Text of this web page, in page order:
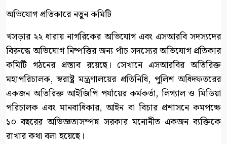
অভিযোগ প্রতিকারে নতুন কমিটি
খসড়ার ২২ ধারায় নাগরিকের অভিযোগ এবং এসআরবি সদস্যদের
বিরুদ্ধে অভিযোগ নিষ্পত্তির জন্য পাঁচ সদস্যের অভিযোগ প্রতিকার
কমিটি গঠনের প্রস্তাব রয়েছে। সেখানে এসআরবির অতিরিক্ত
মহাপরিচালক, স্বরাষ্ট্র মন্ত্রণালয়ের প্রতিনিধি, পুলিশ অধিদফতরের
একজন অতিরিক্ত আইজিপি পর্যায়ের কর্মকর্তা, লিগ্যাল ও মিডিয়া
পরিচালক এবং মানবাধিকার, আইন বা বিচার প্রশাসনে কমপক্ষে
১০ বছরের অভিজ্ঞতাসম্পন্ন সরকার মনোনীত একজন ব্যক্তিকে
রাখার কথা বলা হয়েছে।